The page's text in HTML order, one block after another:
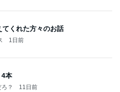
てくれた方々のお話
1日前
本
？ 11日前